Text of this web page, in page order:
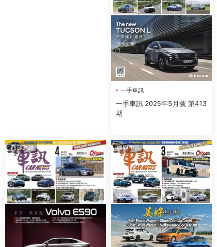
一手車訊
一手車訊 2025年5月號 第413
期
商業财經 娛樂生活